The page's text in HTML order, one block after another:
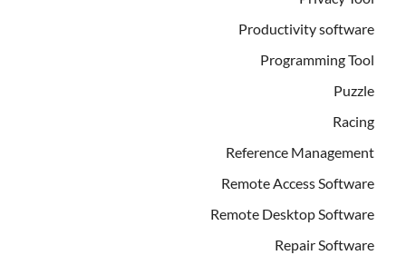
Productivity software
Programming Tool
Puzzle
Racing
Reference Management
Remote Access Software
Remote Desktop Software
Repair Software